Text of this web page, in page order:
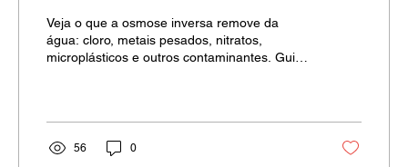
Veja o que a osmose inversa remove da
água: cloro, metais pesados, nitratos,
microplásticos e outros contaminantes. Guia
56 0